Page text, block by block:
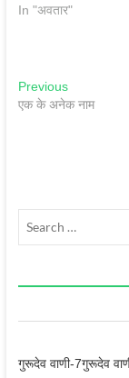
In "अवतार"
Post
navigation
PreviousPrevious
post:
एक के अनेक नाम
गुरूदेव वाणी-7गुरूदेव